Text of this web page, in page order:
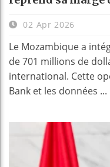
02 Apr 2026
Le Mozambique a
de 701 millions de
international. Cette
Bank et les données ...